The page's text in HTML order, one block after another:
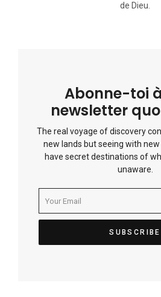
de Dieu.
Abonne-toi
newsletter
The real voyage of discovery
new lands but seeing with
have secret destinations of
unaware.